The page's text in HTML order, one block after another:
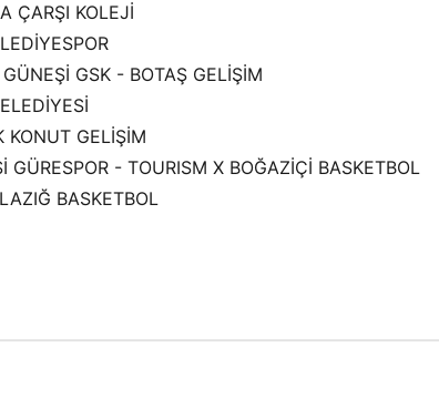
ÇARŞI KOLEJİ
GSK - BOTAŞ GELİŞİM
KONUT GELİŞİM
GÜRESPOR - TOURISM X BOĞAZİÇİ BASKETBOL
BASKETBOL